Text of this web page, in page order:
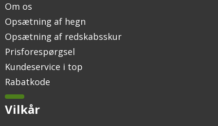
Om os
Opsætning af hegn
Opsætning af redskabsskur
Prisforespørgsel
Kundeservice i top
Rabatkode
Vilkår